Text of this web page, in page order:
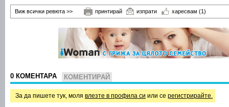
Виж всички ревюта >> принтирай изпрати харесвам (1)
0 КОМЕНТАРА КОМЕНТИРАЙ
За да пишете тук, моля влезте в профила си или се регистрирайте.